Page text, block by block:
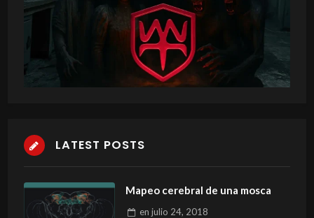
LATEST POSTS
Mapeo cerebral de una mosca
en julio 24, 2018